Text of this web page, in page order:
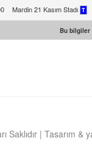
Mardin 21 Kasım Stadı T
Bu bilgiler
Saklıdır | Tasarım &